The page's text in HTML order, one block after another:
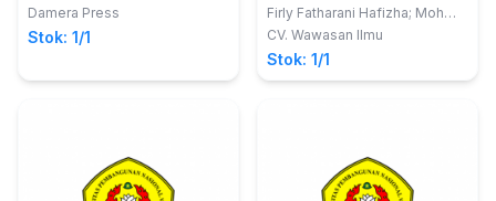
Damera Press
Stok: 1/1
Tindak Pidana
Penggelapan Premi Oleh
Perusahaan Pialang
Asuransi
Firly Fatharani Hafizha; Moh
Taufik Makarao
CV. Wawasan Ilmu
Stok: 1/1